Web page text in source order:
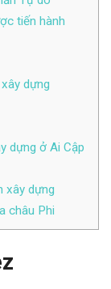
tiến hành
dựng
dựng ở Ai Cập
xây dựng
châu Phi